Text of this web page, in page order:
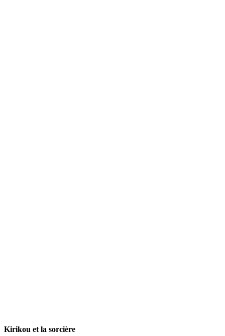
Kirikou et la sorcière